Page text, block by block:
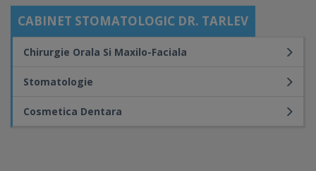
CABINET STOMATOLOGIC DR. TARLEV
Chirurgie Orala Si Maxilo-Faciala
Stomatologie
Cosmetica Dentara